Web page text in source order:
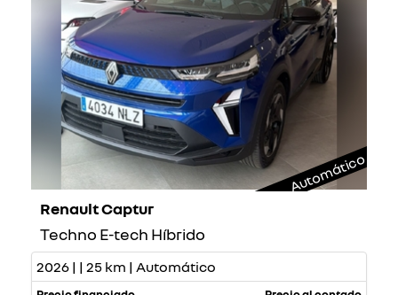
Automático
Renault Captur
Techno E-tech Híbrido
2026 | | 25 km | Automático